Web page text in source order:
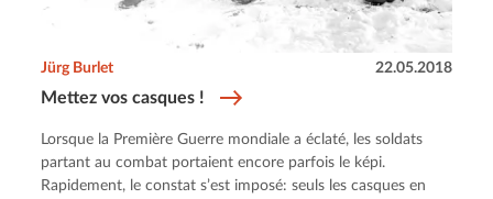
Mettez vos casques !
Jürg Burlet 22.05.2018
Lorsque la Première Guerre mondiale a éclaté, les soldats
partant au combat portaient encore parfois le képi.
Rapidement, le constat s’est imposé: seuls les casques en